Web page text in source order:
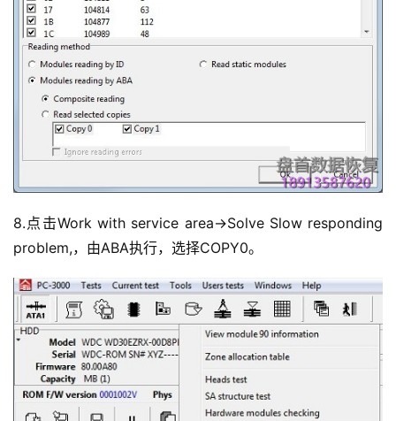
8.点击Work with service area->Solve Slow responding
problem,，由ABA执行，选择COPY0。